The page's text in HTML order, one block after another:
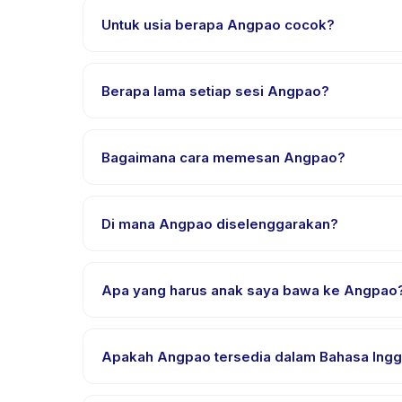
Untuk usia berapa Angpao cocok?
mendapat tantangan yang sesuai.
Berapa lama setiap sesi Angpao?
Bagaimana cara memesan Angpao?
pembayaran berhasil.
Di mana Angpao diselenggarakan?
Apa yang harus anak saya bawa ke
Apakah Angpao tersedia dalam Bahasa